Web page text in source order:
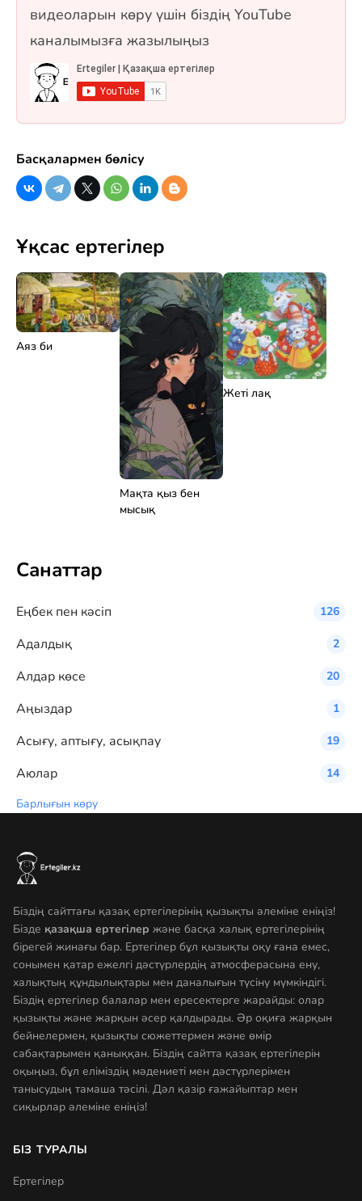
видеоларын көру үшін біздің YouTube
каналымызға жазылыңыз
Басқалармен бөлісу
Ұқсас ертегілер
Аяз би
Мақта қыз бен
мысық
Жеті лақ
Санаттар
Eңбек пен кәсіп 126
Адалдық 2
Алдар көсе 20
Аңыздар 1
Асығу, аптығу, асықпау 19
Аюлар
14
Барлығын көру
Біздің сайттағы қазақ ертегілерінің қызықты әлеміне еніңіз!
Бізде қазақша ертегілер және басқа халық ертегілерінің
бірегей жинағы бар. Ертегілер бұл қызықты оқу ғана емес,
сонымен қатар ежелгі дәстүрлердің атмосферасына ену,
халықтың құндылықтары мен даналығын түсіну мүмкіндігі.
Біздің ертегілер балалар мен ересектерге жарайды: олар
қызықты және жарқын әсер қалдырады. Әр оқиға жарқын
бейнелермен, қызықты сюжеттермен және өмір
сабақтарымен қаныққан. Біздің сайтта қазақ ертегілерін
оқыңыз, бұл еліміздің мәдениеті мен дәстүрлерімен
танысудың тамаша тәсілі. Дәл қазір ғажайыптар мен
сиқырлар әлеміне еніңіз!
БІЗ ТУРАЛЫ
Ертегілер